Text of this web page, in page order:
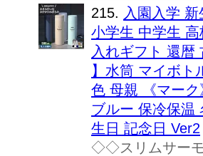
215. 入園入学
小学生 中学生
入れギフト 還
】水筒 マイボト
色 母親 《マー
ブルー 保冷保温
生日 記念日 Ver2
◇◇スリムサー